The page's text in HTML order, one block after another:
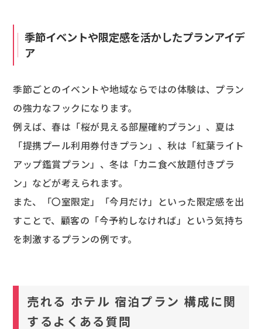
季節イベントや限定感を活かしたプランアイデ
ア
季節ごとのイベントや地域ならではの体験は、プラン
の強力なフックになります。
例えば、春は「桜が見える部屋確約プラン」、夏は
「提携プール利用券付きプラン」、秋は「紅葉ライト
アップ鑑賞プラン」、冬は「カニ食べ放題付きプラ
ン」などが考えられます。
また、「〇室限定」「今月だけ」といった限定感を出
すことで、顧客の「今予約しなければ」という気持ち
を刺激するプランの例です。
売れる ホテル 宿泊プラン 構成に関
するよくある質問